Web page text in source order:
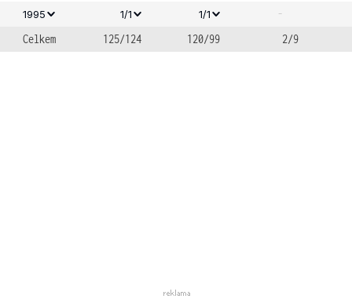
1995 1/1 1/1
-
Celkem
125/124 120/99 2/9